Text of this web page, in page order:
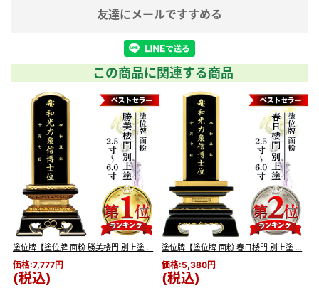
友達にメールですすめる
この商品に関連する商品
塗位牌【塗位牌 面粉 勝美楼門 別上塗 ...
価格:7,777円
(税込)
塗位牌【塗位牌 面粉 春日楼門 別上塗 ...
価格:5,380円
(税込)